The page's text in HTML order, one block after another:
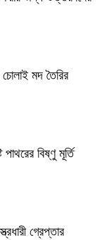
চোলাই মদ তৈরির
বিষ্ণু মূর্তি
গ্রেপ্তার